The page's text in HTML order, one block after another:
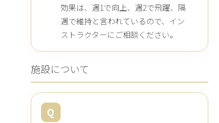
効果は、週1で向上、週2で飛躍、隔
週で維持と言われているので、イン
ストラクターにご相談ください。
施設について
Q